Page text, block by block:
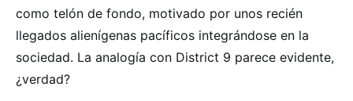
como telón de fondo, motivado por unos recién
llegados alienígenas pacíficos integrándose en la
sociedad. La analogía con District 9 parece evidente,
¿verdad?